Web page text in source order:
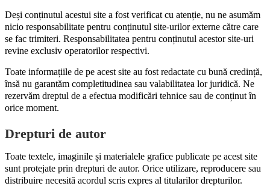
Deși conținutul acestui site a fost verificat cu atenție, nu ne asumăm
nicio responsabilitate pentru conținutul site-urilor externe către care
se fac trimiteri. Responsabilitatea pentru conținutul acestor site-uri
revine exclusiv operatorilor respectivi.
Toate informațiile de pe acest site au fost redactate cu bună credință,
însă nu garantăm completitudinea sau valabilitatea lor juridică. Ne
rezervăm dreptul de a efectua modificări tehnice sau de conținut în
orice moment.
Drepturi de autor
Toate textele, imaginile și materialele grafice publicate pe acest site
sunt protejate prin drepturi de autor. Orice utilizare, reproducere sau
distribuire necesită acordul scris expres al titularilor drepturilor.